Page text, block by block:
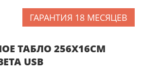
ТАБЛО 256X16СМ
USB
ГАРАНТИЯ 18 МЕСЯЦЕВ